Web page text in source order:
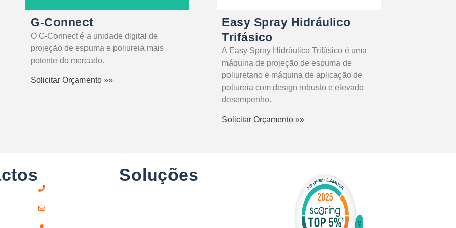
G-Connect
O G-Connect é a unidade digital de
projeção de espuma e poliureia mais
potente do mercado.
Solicitar Orçamento »»
Easy Spray Hidráulico
Trifásico
A Easy Spray Hidráulico Trifásico é uma
máquina de projeção de espuma de
poliuretano e máquina de aplicação de
poliureia com design robusto e elevado
desempenho.
Solicitar Orçamento »»
Soluções